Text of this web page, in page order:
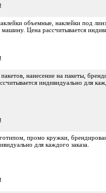
объемные, наклейки под
Цена рассчитывается
нанесение на пакеты,
индивидуально для
промо кружки,
для каждого заказа.